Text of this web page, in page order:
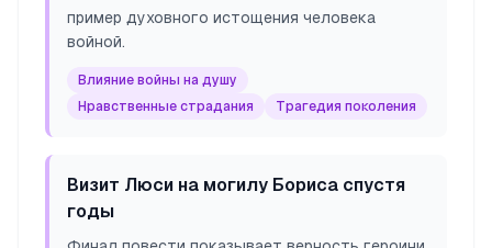
пример духовного истощения человека
войной.
Влияние войны на душу
Нравственные страдания
Трагедия поколения
Визит Люси на могилу Бориса спустя
годы